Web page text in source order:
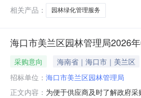
相关产品：
园林绿化管理服务
海口市美兰区园林管理局2026
采购意向 海南省｜海口市｜美兰区
招标单位： 海口市美兰区园林管理局
正文内容： 为便于供应商及时了解政府